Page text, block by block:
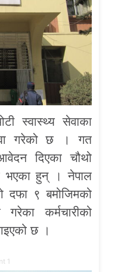
स्वास्थ्य सेवाका
गरेको छ । गत
दिएका चौथो
भएका हुन् । नेपाल
दफा ९ बमोजिमको
कर्मचारीको
छ ।
1